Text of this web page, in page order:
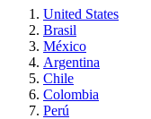
United States
Brasil
México
Argentina
Chile
Colombia
Perú